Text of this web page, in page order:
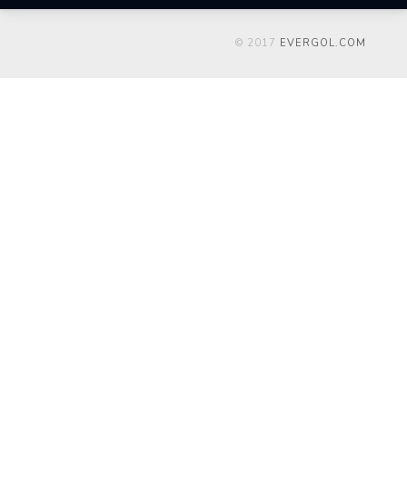
© 2017 EVERGOL.COM